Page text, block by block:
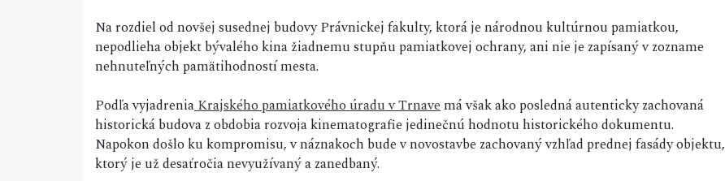
Na rozdiel od novšej susednej budovy Právnickej fakulty, ktorá je národnou kultúrnou pamiatkou,
nepodlieha objekt bývalého kina žiadnemu stupňu pamiatkovej ochrany, ani nie je zapísaný v zozname
nehnuteľných pamätihodností mesta.
Podľa vyjadreniaKrajského pamiatkového úradu v Trnavemá však ako posledná autenticky zachovaná
historická budova z obdobia rozvoja kinematografie jedinečnú hodnotu historického dokumentu.
Napokon došlo ku kompromisu, v náznakoch bude v novostavbe zachovaný vzhľad prednej fasády objektu,
ktorý je už desaťročia nevyužívaný a zanedbaný.